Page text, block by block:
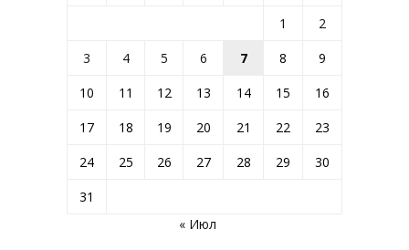
1
2
3
4 5 6 7 8
9
10
11 12 13 14 15
16
17
18 19 20 21 22
23
24
25 26 27 28 29
30
31
« Июл